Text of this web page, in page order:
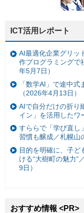
ICT活用レポート
AI最適化企業グリッ
作プログラミングで
年5月7日）
「数学AI」で途中
（2026年4月13日）
AIで自分だけの折り
イン」を活用したワ
すららで「学び直し
習慣も醸成／札幌山
目的を明確に、子
ける“大樹町の魅力”
9日）
おすすめ情報 <PR>